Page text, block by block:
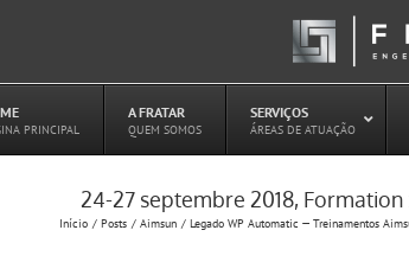
PRINCIPAL
A FRATAR
QUEM SOMOS
SERVIÇOS
ÁREAS DE ATUAÇÃO
24-27 septembre 2018,
Início Posts Aimsun Legado WP Automatic — Treinamentos